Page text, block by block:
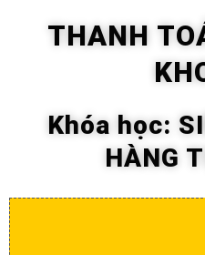
THANH
Khóa học:
HÀNG